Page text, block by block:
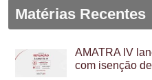
Matérias Recentes
AMATRA IV
com isenção